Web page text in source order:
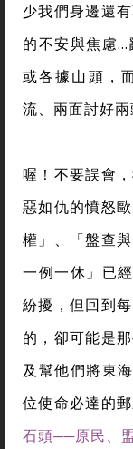
少我們身邊還
的不安與焦慮…
或各據山頭，
流、兩面討好
喔！不要誤會
惡如仇的憤怒
權」、「盤查
一例一休」已
紛擾，但回到
的，卻可能是
及幫他們將東
位使命必達的郵
石頭──原民、